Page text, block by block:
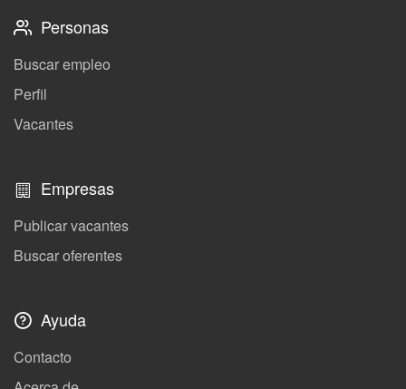
Personas
Buscar empleo
Perfil
Vacantes
Empresas
Publicar vacantes
Buscar oferentes
Ayuda
Contacto